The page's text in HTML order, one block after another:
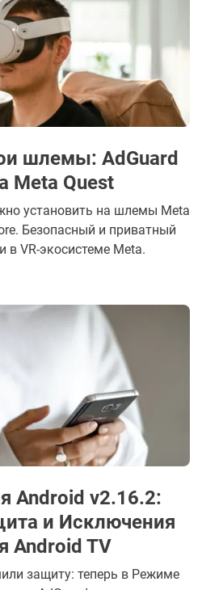
шлемы: AdGuard
Meta Quest
установить на шлемы Meta
Безопасный и приватный
в VR-экосистеме Meta.
Android v2.16.2:
и Исключения
Android TV
защиту: теперь в Режиме